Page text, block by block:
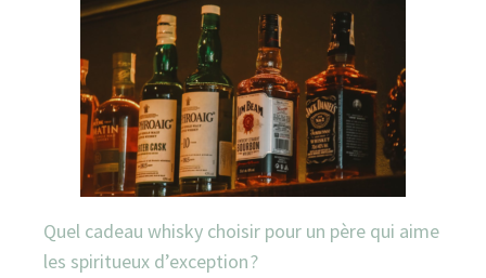
Quel cadeau whisky choisir pour un père qui aime
les spiritueux d’exception ?